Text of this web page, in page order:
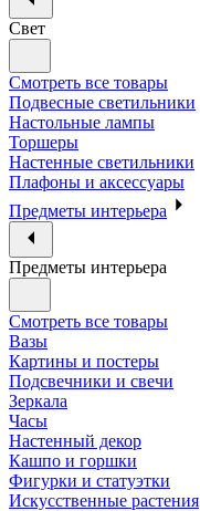
Свет
Смотреть все товары
Подвесные светильники
Настольные лампы
Торшеры
Настенные светильники
Плафоны и аксессуары
Предметы интерьера
Предметы интерьера
Смотреть все товары
Вазы
Картины и постеры
Подсвечники и свечи
Зеркала
Часы
Настенный декор
Кашпо и горшки
Фигурки и статуэтки
Искусственные растения